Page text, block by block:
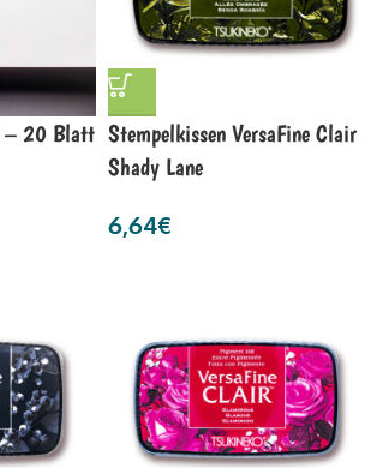
– 20 Blatt Stempelkissen VersaFine Clair
Shady Lane
6,64€